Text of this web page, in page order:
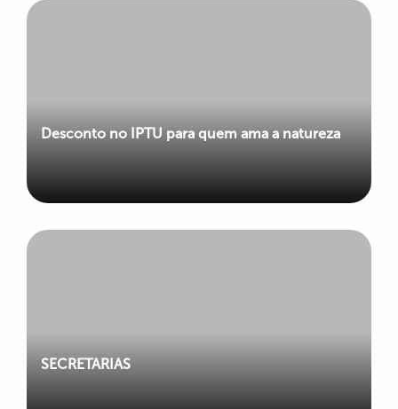
Desconto no IPTU para quem ama a natureza
SECRETARIAS